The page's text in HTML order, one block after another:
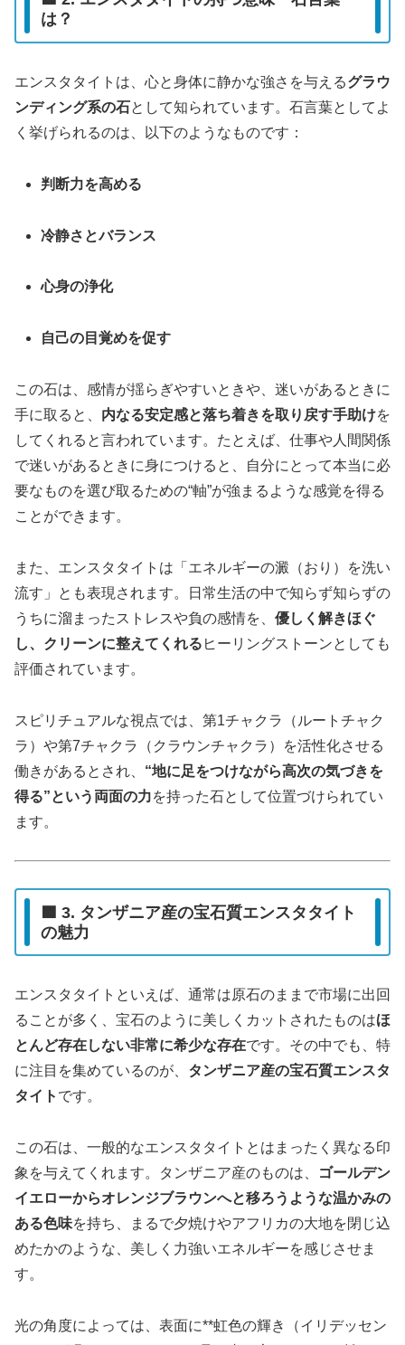
は？
エンスタタイトは、心と身体に静かな強さを与えるグラウ
ンディング系の石として知られています。石言葉としてよ
く挙げられるのは、以下のようなものです：
判断力を高める
冷静さとバランス
心身の浄化
自己の目覚めを促す
この石は、感情が揺らぎやすいときや、迷いがあるときに
手に取ると、 内なる安定感と落ち着きを取り戻す手助けを
してくれると言われています。たとえば、仕事や人間関係
で迷いがあるときに身につけると、自分にとって本当に必
要なものを選び取るための“軸”が強まるような感覚を得る
ことができます。
また、エンスタタイトは「エネルギーの澱（おり）を洗い
流す」とも表現されます。日常生活の中で知らず知らずの
うちに溜まったストレスや負の感情を、 優しく解きほぐ
し、クリーンに整えてくれる ヒーリングストーンとしても
評価されています。
スピリチュアルな視点では、第1チャクラ（ルートチャク
ラ）や第7チャクラ（クラウンチャクラ）を活性化させる
働きがあるとされ、 “地に足をつけながら高次の気づきを
得る”という両面の力を持った石として位置づけられてい
ます。
🟦 3. タンザニア産の宝石質エンスタタイト
の魅力
エンスタタイトといえば、通常は原石のままで市場に出回
ることが多く、宝石のように美しくカットされたものはほ
とんど存在しない非常に希少な存在です。その中でも、特
に注目を集めているのが、 タンザニア産の宝石質エンスタ
タイト です。
この石は、一般的なエンスタタイトとはまったく異なる印
象を与えてくれます。タンザニア産のものは、
ゴールデン
イエローからオレンジブラウンへと移ろうような温かみの
ある色味を持ち、まるで夕焼けやアフリカの大地を閉じ込
めたかのような、美しく力強いエネルギーを感じさせま
す。
光の角度によっては、表面に**虹色の輝き（イリデッセン